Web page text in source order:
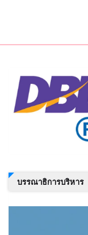
บรรณาธิการบริหาร